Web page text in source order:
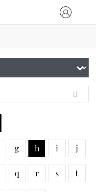
g h i j
q r s t